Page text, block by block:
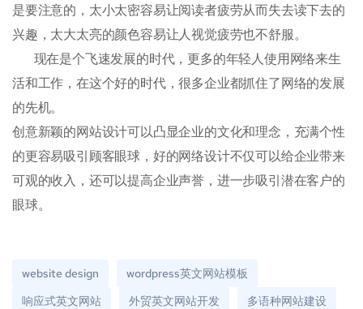
是要注意的，太小太密容易让阅读者疲劳从而失去读下去的
兴趣，太大太亮的颜色容易让人视觉疲劳也不舒服。
现在是个飞速发展的时代，更多的年轻人使用网络来生
活和工作，在这个好的时代，很多企业都抓住了网络的发展
的先机。
创意新颖的网站设计可以凸显企业的文化和理念，充满个性
的更容易吸引顾客眼球，好的网络设计不仅可以给企业带来
可观的收入，还可以提高企业声誉，进一步吸引潜在客户的
眼球。
website design
wordpress英文网站模板
响应式英文网站
外贸英文网站开发 多语种网站建设